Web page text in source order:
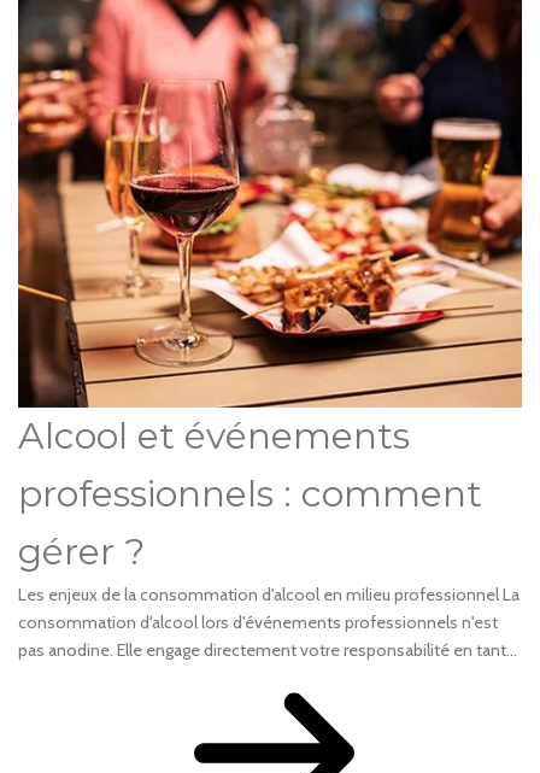
Alcool et événements
professionnels : comment
gérer ?
Les enjeux de la consommation d'alcool en milieu professionnel La
consommation d'alcool lors d'événements professionnels n'est
pas anodine. Elle engage directement votre responsabilité en tant...